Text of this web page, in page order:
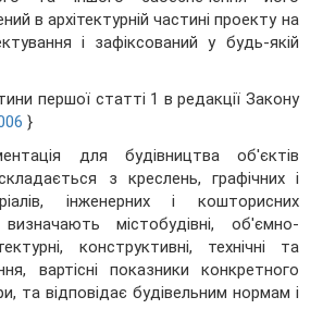
в архітектурній частині проекту на
і зафіксований у будь-якій
першої статті 1 в редакції Закону
}
для будівництва об'єктів
з креслень, графічних і
інженерних і кошторисних
визначають містобудівні, об'ємно-
конструктивні, технічні та
вартісні показники конкретного
та відповідає будівельним нормам і